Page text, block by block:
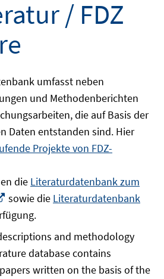
/ FDZ
umfasst neben
und Methodenberichten
die auf Basis der
Daten entstanden sind. Hier
Projekte von FDZ-
die Literaturdatenbank zum
In
neuem
Fenster
öffnen
sowie die Literaturdatenbank
and methodology
database contains
written on the basis of the